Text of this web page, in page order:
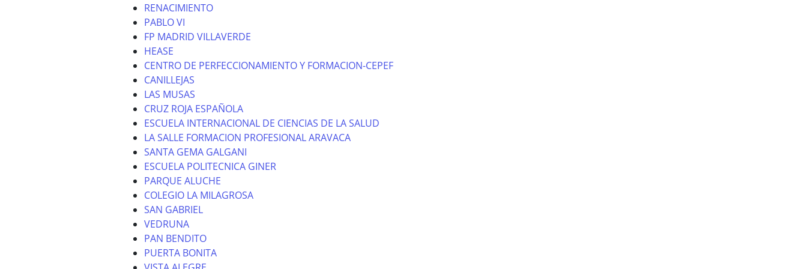
RENACIMIENTO
PABLO VI
FP MADRID VILLAVERDE
HEASE
CENTRO DE PERFECCIONAMIENTO Y FORMACION-CEPEF
CANILLEJAS
LAS MUSAS
CRUZ ROJA ESPAÑOLA
ESCUELA INTERNACIONAL DE CIENCIAS DE LA SALUD
LA SALLE FORMACION PROFESIONAL ARAVACA
SANTA GEMA GALGANI
ESCUELA POLITECNICA GINER
PARQUE ALUCHE
COLEGIO LA MILAGROSA
SAN GABRIEL
VEDRUNA
PAN BENDITO
PUERTA BONITA